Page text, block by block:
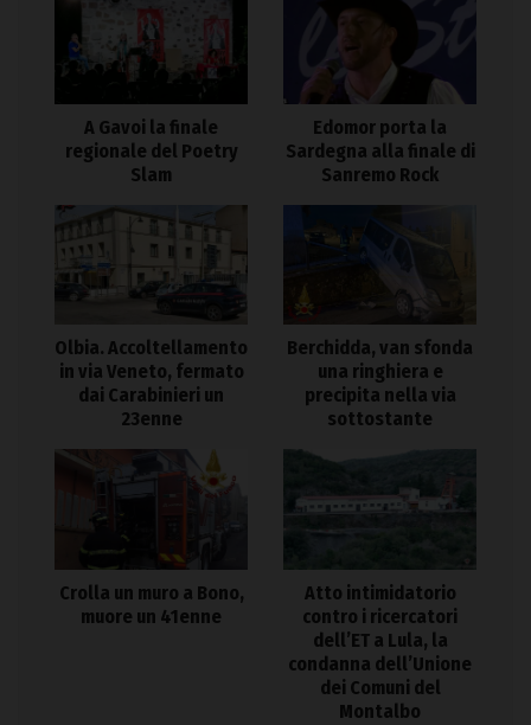
A Gavoi la finale
regionale del Poetry
Slam
Edomor porta la
Sardegna alla finale di
Sanremo Rock
Olbia. Accoltellamento
in via Veneto, fermato
dai Carabinieri un
23enne
Berchidda, van sfonda
una ringhiera e
precipita nella via
sottostante
Crolla un muro a Bono,
muore un 41enne
Atto intimidatorio
contro i ricercatori
dell’ET a Lula, la
condanna dell’Unione
dei Comuni del
Montalbo